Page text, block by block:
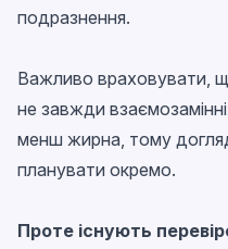
подразнення.
Важливо враховувати,
не завжди
менш жирна, тому
планувати окремо.
Проте існують